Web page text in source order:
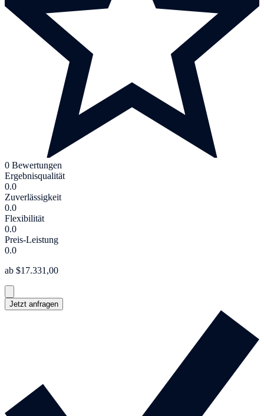
0 Bewertungen
Ergebnisqualität
0.0
Zuverlässigkeit
0.0
Flexibilität
0.0
Preis-Leistung
0.0
ab $17.331,00
Jetzt anfragen